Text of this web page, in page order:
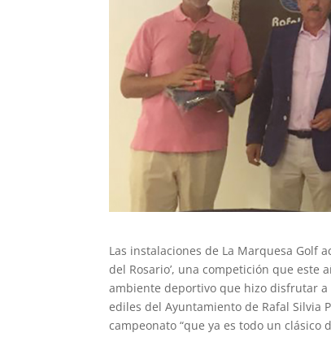
Las instalaciones de La Marquesa Golf
del Rosario’, una competición que
ambiente deportivo que hizo disfrutar
ediles del Ayuntamiento de Rafal Silvia
campeonato “que ya es todo un clásico